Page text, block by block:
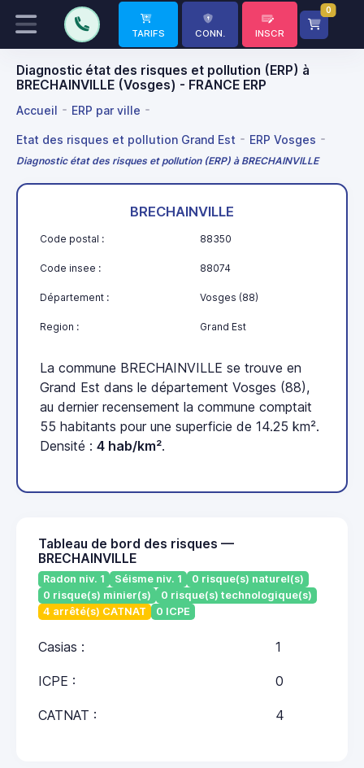
TARIFS CONN. INSCR
0
Diagnostic état des risques et pollution (ERP) à
BRECHAINVILLE (Vosges) - FRANCE ERP
Accueil ERP par ville
Etat des risques et pollution Grand Est ERP Vosges
Diagnostic état des risques et pollution (ERP) à BRECHAINVILLE
BRECHAINVILLE
Code postal : 88350
Code insee : 88074
Département : Vosges (88)
Region : Grand Est
La commune BRECHAINVILLE se trouve en
Grand Est dans le département Vosges (88),
au dernier recensement la commune comptait
55 habitants pour une superficie de 14.25 km².
Densité : 4 hab/km².
Tableau de bord des risques —
BRECHAINVILLE
Radon niv. 1 Séisme niv. 1
0 risque(s) naturel(s)
0 risque(s) minier(s)
0 risque(s) technologique(s)
4 arrêté(s) CATNAT
0 ICPE
Casias : 1
ICPE : 0
CATNAT : 4